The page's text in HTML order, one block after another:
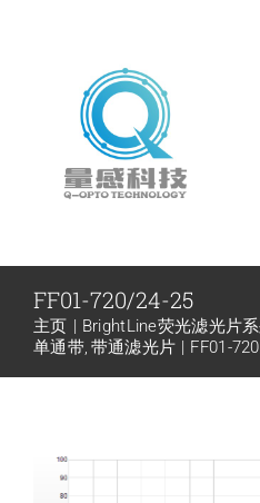
产品中心
代理品牌
下载中心
FF01-720/24-25
主页 BrightLine荧光滤光片系
单通带 带通滤光片 FF01-